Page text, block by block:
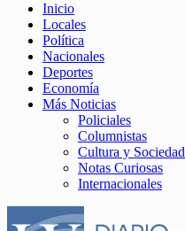
Inicio
Locales
Política
Nacionales
Deportes
Economía
Más Noticias
Policiales
Columnistas
Cultura y Sociedad
Notas Curiosas
Internacionales